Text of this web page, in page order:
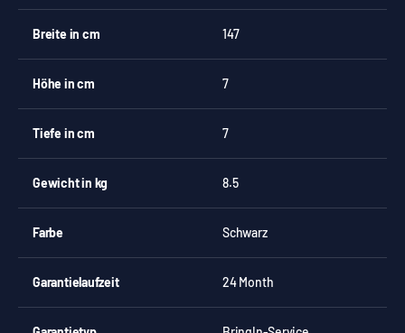
Breite in cm 147
Höhe in cm 7
Tiefe in cm 7
Gewicht in kg 8.5
Farbe Schwarz
Garantielaufzeit 24 Month